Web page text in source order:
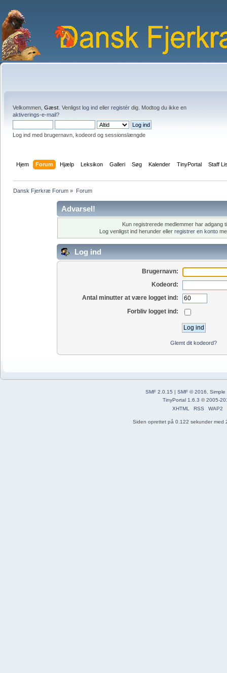
Velkommen, Gæst . Venligst log ind eller registér dig. Modtog du ikke en
aktiverings-e-mail?
Log ind med brugernavn, kodeord og sessionslængde
Hjem Forum Hjælp Leksikon Galleri Søg Kalender TinyPortal Staff
Dansk Fjerkræ Forum » Forum
Advarsel!
Kun registrerede medlemmer har adgang
Log venligst ind herunder eller registrer en konto
Log ind
Brugernavn:
Kodeord:
Antal minutter at være logget ind:
Forbliv logget ind:
Glemt dit kodeord?
SMF 2.0.15 | SMF © 2016
Simple
TinyPortal 1.6.3 ©2005-
XHTML
RSS WAP2
Siden oprettet på 0.122 sekunder med